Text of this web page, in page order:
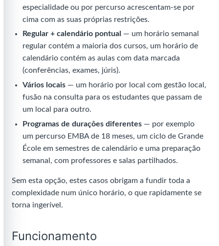
especialidade ou por percurso acrescentam-se por
cima com as suas próprias restrições.
Regular + calendário pontual — um horário semanal
regular contém a maioria dos cursos, um horário de
calendário contém as aulas com data marcada
(conferências, exames, júris).
Vários locais — um horário por local com gestão local,
fusão na consulta para os estudantes que passam de
um local para outro.
Programas de durações diferentes — por exemplo
um percurso EMBA de 18 meses, um ciclo de Grande
École em semestres de calendário e uma preparação
semanal, com professores e salas partilhados.
Sem esta opção, estes casos obrigam a fundir toda a
complexidade num único horário, o que rapidamente se
torna ingerível.
Funcionamento